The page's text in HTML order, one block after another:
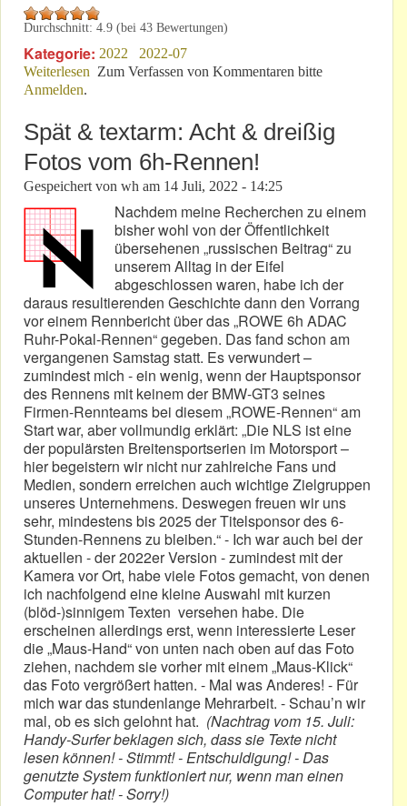
Durchschnitt: 4.9 (bei 43 Bewertungen)
Kategorie: 2022
2022-07
Weiterlesen über LKW-Unfall B 258: Wo rohe Kräfte sinnlos
Zum Verfassen von Kommentaren bitte
Anmelden.
Spät & textarm: Acht & dreißig
Fotos vom 6h-Rennen!
Gespeichert von wh am 14 Juli, 2022 - 14:25
Nachdem meine Recherchen zu einem
bisher wohl von der Öffentlichkeit
übersehenen „russischen Beitrag“ zu
unserem Alltag in der Eifel
abgeschlossen waren, habe ich der
daraus resultierenden Geschichte dann den Vorrang
vor einem Rennbericht über das „ROWE 6h ADAC
Ruhr-Pokal-Rennen“ gegeben. Das fand schon am
vergangenen Samstag statt. Es verwundert –
zumindest mich - ein wenig, wenn der Hauptsponsor
des Rennens mit keinem der BMW-GT3 seines
Firmen-Rennteams bei diesem „ROWE-Rennen“ am
Start war, aber vollmundig erklärt: „Die NLS ist eine
der populärsten Breitensportserien im Motorsport –
hier begeistern wir nicht nur zahlreiche Fans und
Medien, sondern erreichen auch wichtige Zielgruppen
unseres Unternehmens. Deswegen freuen wir uns
sehr, mindestens bis 2025 der Titelsponsor des 6-
Stunden-Rennens zu bleiben.“ - Ich war auch bei der
aktuellen - der 2022er Version - zumindest mit der
Kamera vor Ort, habe viele Fotos gemacht, von denen
ich nachfolgend eine kleine Auswahl mit kurzen
(blöd-)sinnigem Texten versehen habe. Die
erscheinen allerdings erst, wenn interessierte Leser
die „Maus-Hand“ von unten nach oben auf das Foto
ziehen, nachdem sie vorher mit einem „Maus-Klick“
das Foto vergrößert hatten. - Mal was Anderes! - Für
mich war das stundenlange Mehrarbeit. - Schau’n wir
mal, ob es sich gelohnt hat. (Nachtrag vom 15. Juli:
Handy-Surfer beklagen sich, dass sie Texte nicht
lesen können! - Stimmt! - Entschuldigung! - Das
genutzte System funktioniert nur, wenn man einen
Computer hat! - Sorry!)